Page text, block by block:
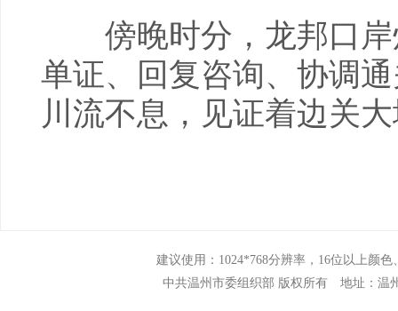
傍晚时分，龙邦口岸
单证、回复咨询、协调
川流不息，见证着边关
建议使用：1024*768分辨率，16位以上颜
中共温州市委组织部 版权所有 地址：温